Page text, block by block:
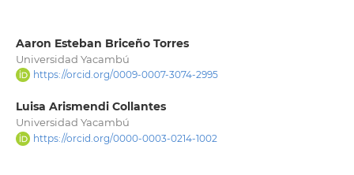
Aaron Esteban Briceño Torres
Universidad Yacambú
https://orcid.org/0009-0007-3074-2995
Luisa Arismendi Collantes
Universidad Yacambú
https://orcid.org/0000-0003-0214-1002